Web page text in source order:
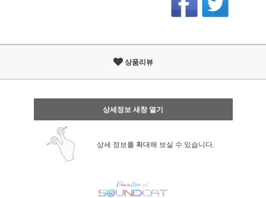
상품리뷰
상세정보 새창 열기
상세 정보를 확대해 보실 수 있습니다.